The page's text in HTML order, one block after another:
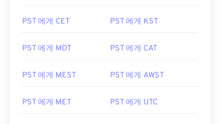
PST 에게 CET PST 에게 KST
PST 에게 MDT PST 에게 CAT
PST 에게 MEST PST 에게 AWST
PST 에게 MET PST 에게 UTC